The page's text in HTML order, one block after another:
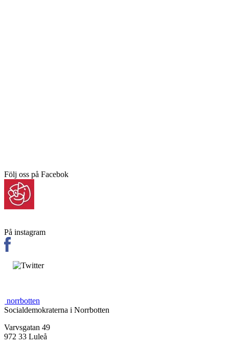
Följ oss på Facebok
På instagram
norrbotten
Socialdemokraterna i Norrbotten
Varvsgatan 49
972 33 Luleå